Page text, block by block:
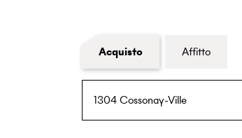
Modulo di ricerca
Acquisto
Affitto